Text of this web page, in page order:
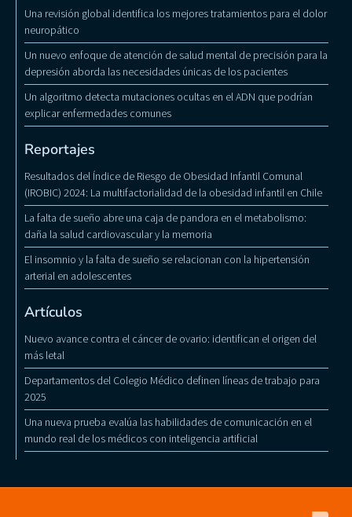
Una revisión global identifica los mejores tratamientos para el dolor
neuropático
Un nuevo enfoque de atención de salud mental de precisión para la
depresión aborda las necesidades únicas de los pacientes
Un algoritmo detecta mutaciones ocultas en el ADN que podrían
explicar enfermedades comunes
Reportajes
Resultados del Índice de Riesgo de Obesidad Infantil Comunal
(IROBIC) 2024: La multifactorialidad de la obesidad infantil en Chile
La falta de sueño abre una caja de pandora en el metabolismo:
daña la salud cardiovascular y la memoria
El insomnio y la falta de sueño se relacionan con la hipertensión
arterial en adolescentes
Artículos
Nuevo avance contra el cáncer de ovario: identifican el origen del
más letal
Departamentos del Colegio Médico definen líneas de trabajo para
2025
Una nueva prueba evalúa las habilidades de comunicación en el
mundo real de los médicos con inteligencia artificial